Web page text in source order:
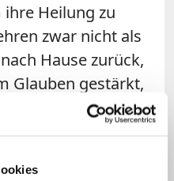
Heilung zu
zwar nicht als
Hause zurück,
Glauben gestärkt,
ohne Grund